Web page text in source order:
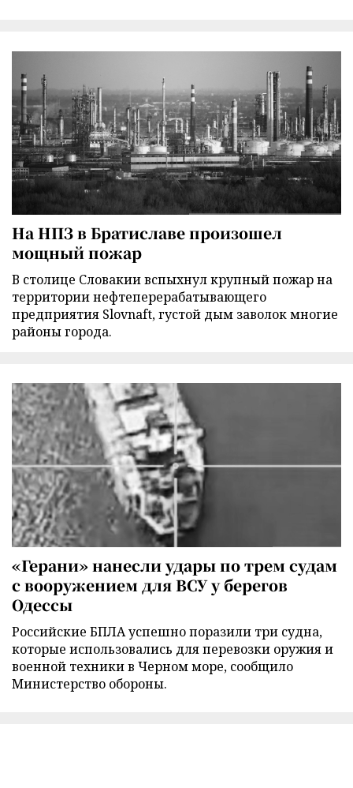
На НПЗ в Братиславе произошел
мощный пожар
В столице Словакии вспыхнул крупный пожар на
территории нефтеперерабатывающего
предприятия Slovnaft, густой дым заволок многие
районы города.
«Герани» нанесли удары по трем судам
с вооружением для ВСУ у берегов
Одессы
Российские БПЛА успешно поразили три судна,
которые использовались для перевозки оружия и
военной техники в Черном море, сообщило
Министерство обороны.